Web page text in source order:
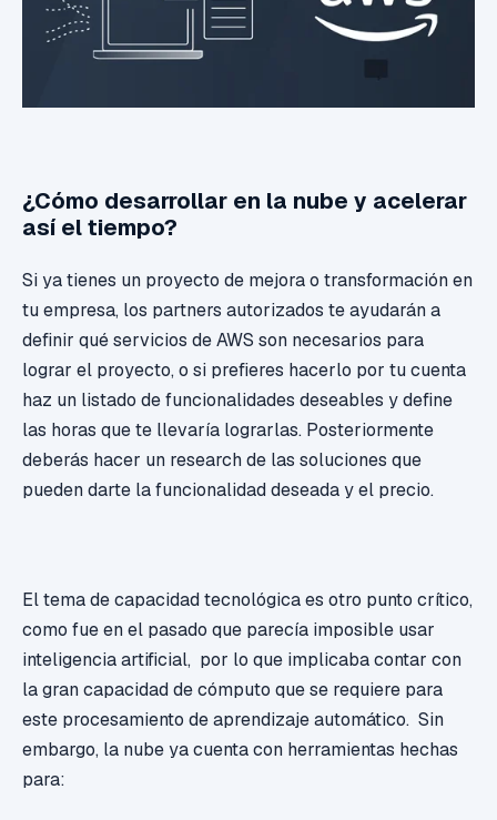
¿Cómo desarrollar en la nube y acelerar
así el tiempo?
Si ya tienes un proyecto de mejora o transformación en
tu empresa, los partners autorizados te ayudarán a
definir qué servicios de AWS son necesarios para
lograr el proyecto, o si prefieres hacerlo por tu cuenta
haz un listado de funcionalidades deseables y define
las horas que te llevaría lograrlas. Posteriormente
deberás hacer un research de las soluciones que
pueden darte la funcionalidad deseada y el precio.
El tema de capacidad tecnológica es otro punto crítico,
como fue en el pasado que parecía imposible usar
inteligencia artificial, por lo que implicaba contar con
la gran capacidad de cómputo que se requiere para
este procesamiento de aprendizaje automático. Sin
embargo, la nube ya cuenta con herramientas hechas
para: